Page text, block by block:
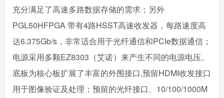
充分满足了高速多路数据存储的需求；另外
PGL50HFPGA 带有4路HSST高速收发器，每路速度高
达6.375Gb/s，非常适合用于光纤通信和PCIe数据通信；
电源采用多颗EZ8303（艾诺）来产生不同的电源电压。
底板为核心板扩展了丰富的外围接口,预留HDMI收发接口
用于图像验证及处理；预留的光纤接口、10/100/1000M